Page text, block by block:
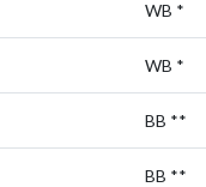
WB *
WB *
BB **
BB **